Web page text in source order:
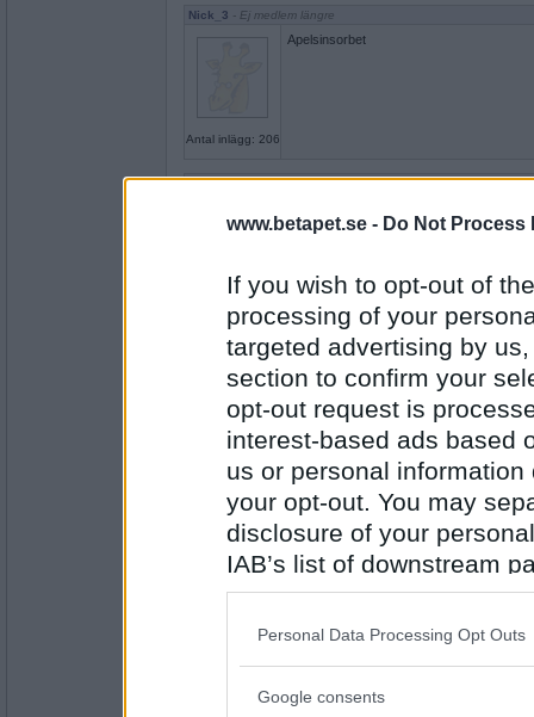
www.betapet.se - Do Not Process
If you wish to opt-out of
processing of your
targeted advertising by
section to confirm your
opt-out request is
interest-based ads based
us or personal
your opt-out. You may
disclosure of your
IAB’s list of downstream
also be disclosed by us
Downstream Participants
Please note that this
Personal Data Processing Opt Outs
Google consents
Nick_3 - Ej medlem längre
Antal inlägg: 206
Apelsinsorbet
Prärieklocka
11487
- Ej medlem längre
12458
Iris
Prärieklocka
Insjödopp